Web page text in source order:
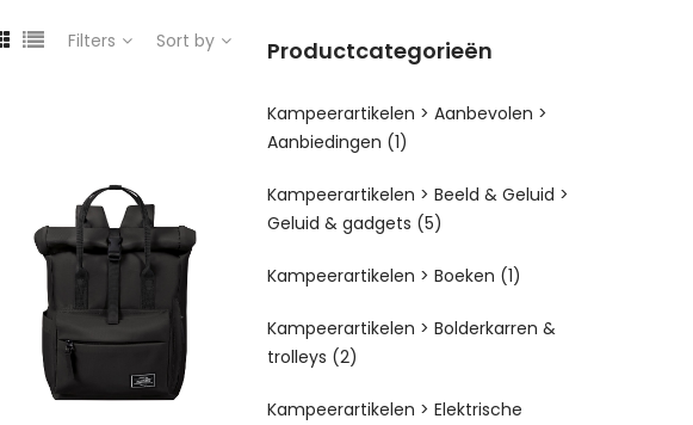
Filters Sort by Productcategorieën
Kampeerartikelen > Aanbevolen >
Aanbiedingen (1)
Kampeerartikelen > Beeld & Geluid >
Geluid & gadgets (5)
Kampeerartikelen > Boeken (1)
Kampeerartikelen > Bolderkarren &
trolleys (2)
Kampeerartikelen > Elektrische